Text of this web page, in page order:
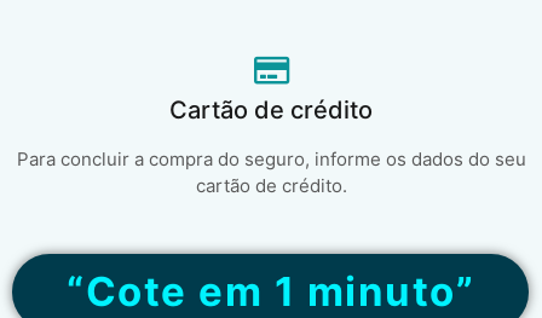
Cartão de crédito
Para concluir a compra do seguro, informe os dados do seu
cartão de crédito.
“Cote em 1 minuto”